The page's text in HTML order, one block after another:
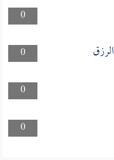
0
0
0
0